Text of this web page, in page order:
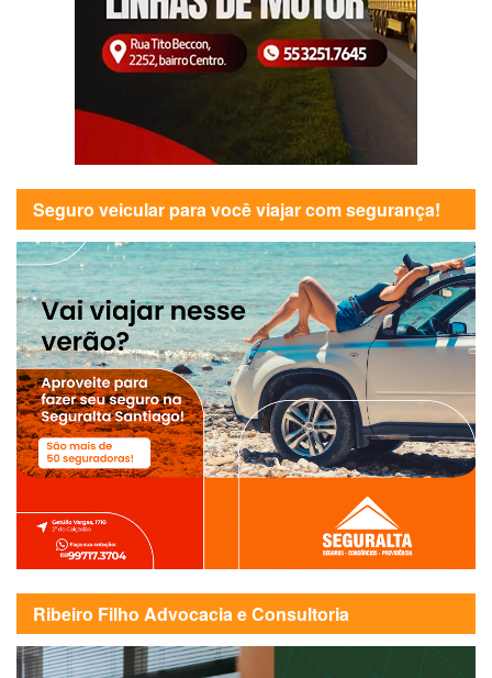
Seguro veicular para você viajar com segurança!
Ribeiro Filho Advocacia e Consultoria